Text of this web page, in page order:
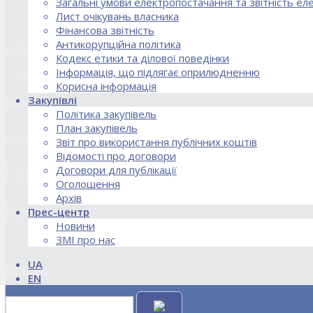
Лист очікувань власника
Фінансова звітність
Антикорупційна політика
Кодекс етики та ділової поведінки
Інформація, що підлягає оприлюдненню
Корисна інформація
Закупівлі
Політика закупівель
План закупівель
Звіт про використання публічних коштів
Відомості про договори
Договори для публікації
Оголошення
Архів
Прес-центр
Новини
ЗМІ про нас
UA
EN
НОВИНИ
18.02.2026 Стартував процес реорганізації ДПЗД
КОНТАКТИ
м. Київ, вул. Кирилівська, 85
Контакти договірного відділу, розрахункового відділу та відділу
kanc@uie.kiev.ua
ПОШУК